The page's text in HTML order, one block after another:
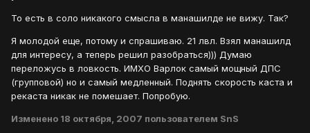
То есть в соло никакого смысла в манашилде не вижу. Так?
Я молодой еще, потому и спрашиваю. 21 лвл. Взял манашилд
для интересу, а теперь решил разобраться))) Думаю
переложусь в ловкость. ИМХО Варлок самый мощный ДПС
(групповой) но и самый медленный. Поднять скорость каста и
рекаста никак не помешает. Попробую.
Изменено 18 октября, 2007 пользователем SnS